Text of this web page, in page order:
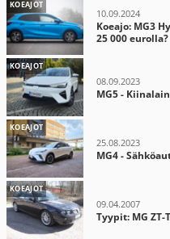
KOEAJOT
10.09.2024
Koeajo: MG3
25 000 eurolla?
KOEAJOT
08.09.2023
MG5 -
KOEAJOT
25.08.2023
MG4 -
KOEAJOT
09.04.2007
Tyypit: MG ZT-T